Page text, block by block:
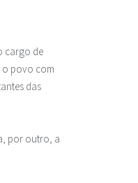
cargo de
o povo com
das
por outro, a